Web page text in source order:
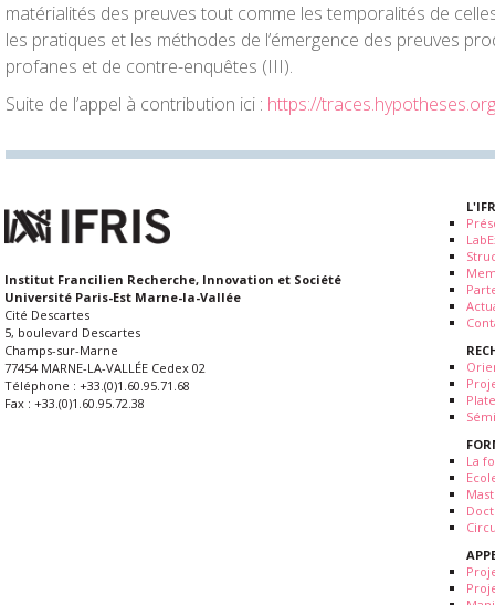
matérialités des preuves tout comme les temporalités de
les pratiques et les méthodes de l’émergence des preuves
profanes et de contre-enquêtes (III).
Suite de l’appel à contribution ici : https://
Institut Francilien Recherche, Innovation et Société
Université Paris-Est Marne-la-Vallée
Cité Descartes
5, boulevard Descartes
Champs-sur-Marne
77454 MARNE-LA-VALLÉE Cedex 02
Téléphone : +33.(0)1.60.95.71.68
Fax : +33.(0)1.60.95.72.38
La